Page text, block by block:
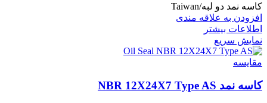
کاسه نمد دو لبه/Taiwan
افزودن به علاقه مندی
اطلاعات بیشتر
نمایش سریع
مقايسه
کاسه نمد NBR 12X24X7 Type AS